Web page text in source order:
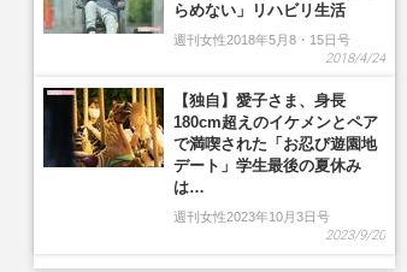
らめない」リハビリ生活
週刊女性2018年5月8・15日号
2018/4/24
【独自】愛子さま、身長
180cm超えのイケメンとペア
で満喫された「お忍び遊園地
デート」学生最後の夏休み
は…
週刊女性2023年10月3日号
2023/9/20